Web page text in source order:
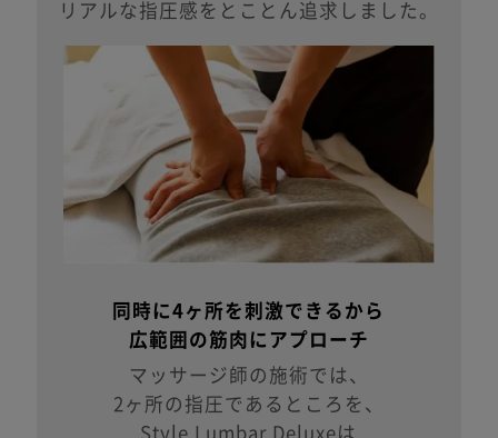
リアルな指圧感をとことん追求しました。
同時に4ヶ所を刺激できるから
広範囲の筋肉にアプローチ
マッサージ師の施術では、
2ヶ所の指圧であるところを、
Style Lumbar Deluxeは